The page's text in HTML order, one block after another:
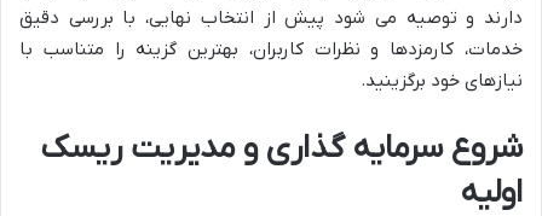
دارند و توصیه می شود پیش از انتخاب نهایی، با بررسی دقیق
خدمات، کارمزدها و نظرات کاربران، بهترین گزینه را متناسب با
نیازهای خود برگزینید.
شروع سرمایه گذاری و مدیریت ریسک
اولیه